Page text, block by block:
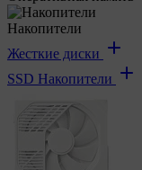
Накопители
Жесткие диски
SSD Накопители